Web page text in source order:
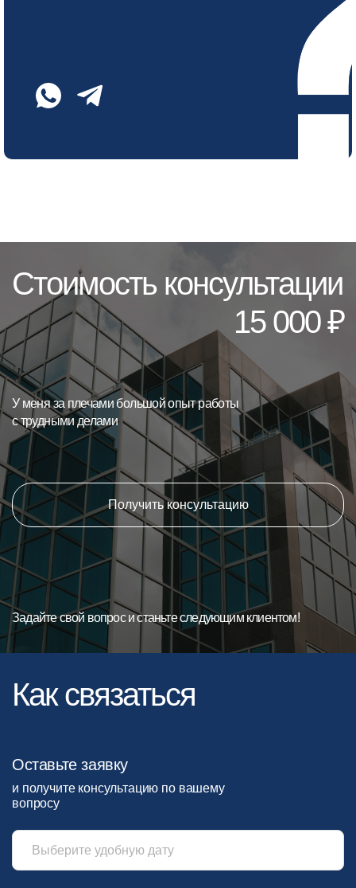
Стоимость консультации
15 000 ₽
У меня за плечами большой опыт работы
с трудными делами
Получить консультацию
Задайте свой вопрос и станьте следующим клиентом!
Как связаться
Оставьте заявку
и получите консультацию по вашему
вопросу